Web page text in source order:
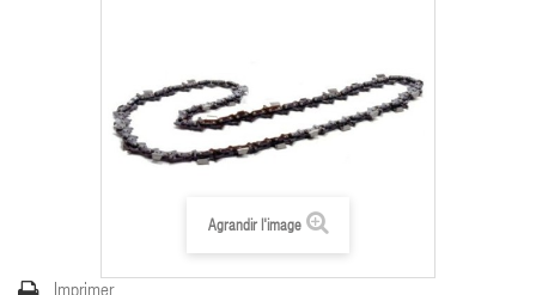
Agrandir l'image